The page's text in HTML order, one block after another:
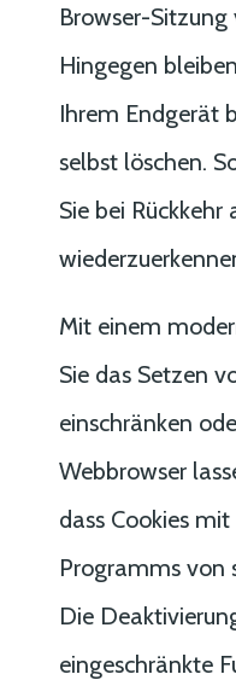
Browser-
Hingegen
Ihrem Endgerät
selbst löschen.
Sie bei Rückkehr
Mit einem
Sie das Setzen
einschränken
Webbrowser
dass Cookies
Programms von
Die
eingeschränkte